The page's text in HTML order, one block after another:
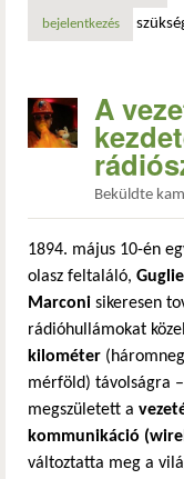
bejelentkezés
A
Beküldte
1894. május 10-én
olasz feltaláló,
Marconi sikeresen
rádióhullámokat közel
kilométer
mérföld) távolságra –
megszületett a
kommunikáció
változtatta meg a